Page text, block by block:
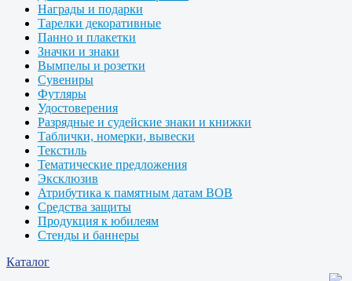
Награды и подарки
Тарелки декоративные
Панно и плакетки
Значки и знаки
Вымпелы и розетки
Сувениры
Футляры
Удостоверения
Разрядные и судейские знаки и книжки
Таблички, номерки, вывески
Текстиль
Тематические предложения
Эксклюзив
Атрибутика к памятным датам ВОВ
Средства защиты
Продукция к юбилеям
Стенды и баннеры
Каталог